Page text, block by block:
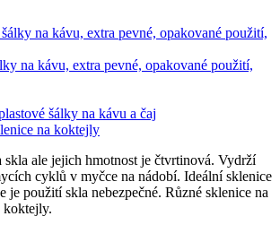
na kávu, extra pevné, opakované použití,
na koktejly
skla ale jejich hmotnost je čtvrtinová. Vydrží
cyklů v myčce na nádobí. Ideální sklenice
je použití skla nebezpečné. Různé sklenice na
koktejly.